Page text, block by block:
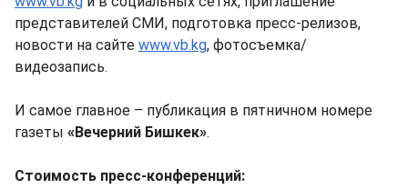
представителей СМИ, подготовка пресс-релизов,
новости на сайте www.vb.kg, фотосъемка/
видеозапись.
И самое главное – публикация в пятничном номере
газеты «Вечерний Бишкек».
Стоимость пресс-конференций: